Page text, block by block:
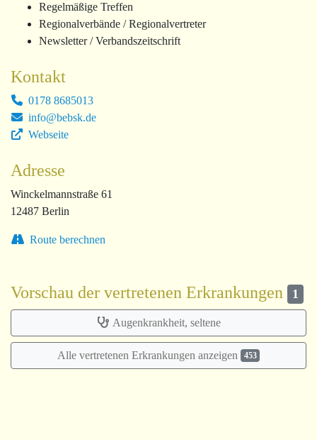
Regelmäßige Treffen
Regionalverbände / Regionalvertreter
Newsletter / Verbandszeitschrift
Kontakt
0178 8685013
info@bebsk.de
Webseite
Adresse
Winckelmannstraße 61
12487 Berlin
Route berechnen
Vorschau der vertretenen Erkrankungen 1
Augenkrankheit, seltene
Alle vertretenen Erkrankungen anzeigen 453